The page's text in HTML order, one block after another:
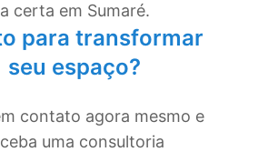
certa em Sumaré.
para transformar
seu espaço?
contato agora mesmo e
uma consultoria